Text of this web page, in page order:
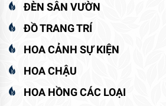
ĐÈN SÂN VƯỜN
ĐỒ TRANG TRÍ
HOA CẢNH SỰ KIỆN
HOA CHẬU
HOA HỒNG CÁC LOẠI